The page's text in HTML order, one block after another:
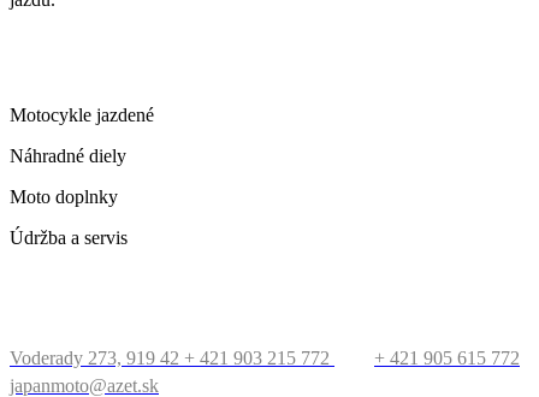
Motocykle jazdené
Náhradné diely
Moto doplnky
Údržba a servis
Voderady 273, 919 42 + 421 903 215 772
+ 421 905 615 772
japanmoto@azet.sk